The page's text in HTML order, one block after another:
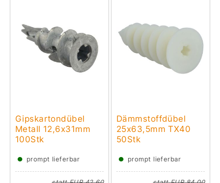
Gipskartondübel
Metall 12,6x31mm
100Stk
● prompt lieferbar
Dämmstoffdübel
25x63,5mm TX40
50Stk
● prompt lieferbar